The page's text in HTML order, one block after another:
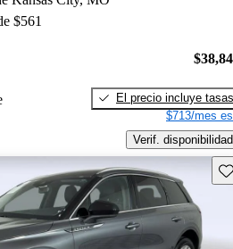
$561
El precio incluye tasas
$713/mes
Verif. disponibilidad